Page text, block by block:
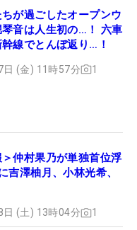
が過ごしたオープンウ
音は人生初の…！ 六車
幹線でとんぼ返り…！
日 (金) 11時57分 1
＞仲村果乃が単独首位浮
澤柚月、小林光希、
日 (土) 13時04分 1